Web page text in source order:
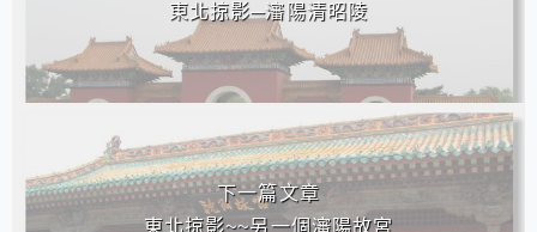
東北掠影─瀋陽清昭陵
下一篇文章
東北掠影~~另一個瀋陽故宮